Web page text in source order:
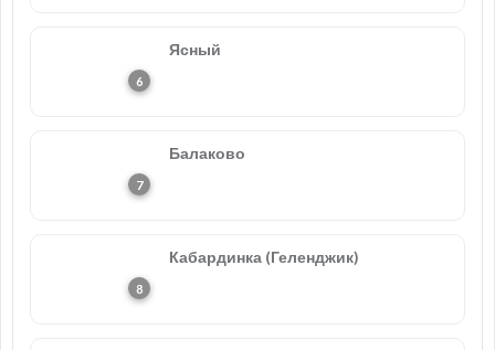
Ясный
Балаково
Кабардинка (Геленджик)